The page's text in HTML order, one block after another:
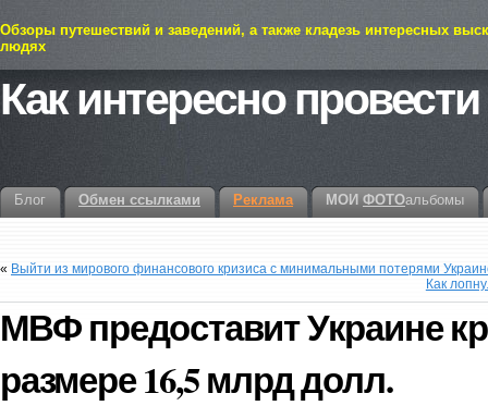
Обзоры путешествий и заведений, а также кладезь интересных
людях
Как интересно
Блог Обмен ссылками Реклама МОИ ФОТОальбомы
« Выйти из мирового финансового кризиса с минимальными потерями
Как
МВФ предоставит Украине
размере 16,5 млрд долл.